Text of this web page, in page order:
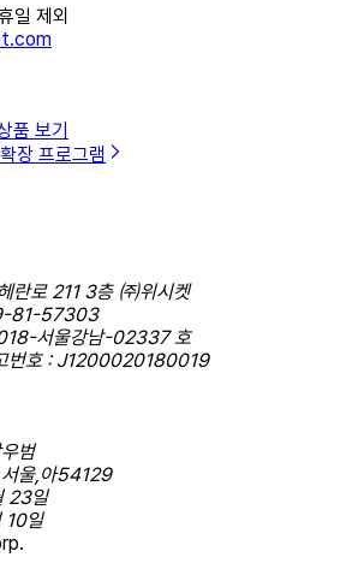
일 제외
품 보기
장 프로그램
란로 211 3층 ㈜위시켓
81-57303
서울강남-02337 호
번호 : J1200020180019
범
서울,아54129
23일
10일